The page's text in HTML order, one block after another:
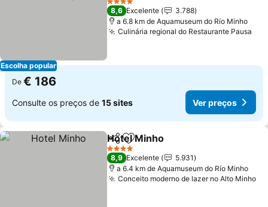
Escolha popular
4 Estrelas
8,6 Excelente
3.788
a 6.8 km de Aquamuseum do Río Minho
Culinária regional do Restaurante Pausa
De € 186
Consulte os preços de 15 sites Ver preços
PartilharAdicionar aos favoritos
Hotel Minho
4 Estrelas
8,9 Excelente
5.931
a 6.4 km de Aquamuseum do Río Minho
Conceito moderno de lazer no Alto Minho